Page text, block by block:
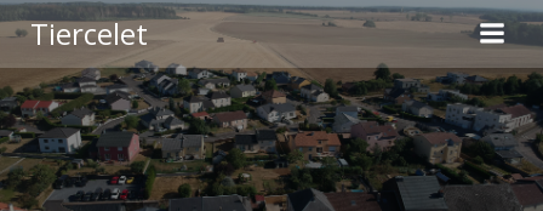
Aller
contenu
Tiercelet